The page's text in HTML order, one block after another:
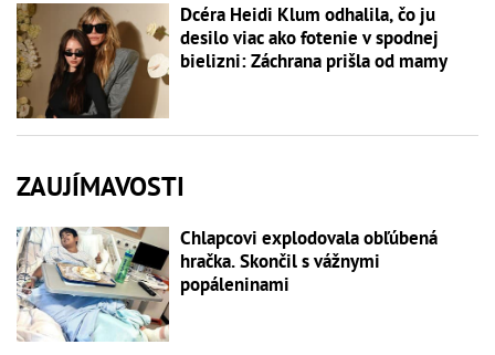
Dcéra Heidi Klum odhalila, čo ju
desilo viac ako fotenie v spodnej
bielizni: Záchrana prišla od mamy
ZAUJÍMAVOSTI
Chlapcovi explodovala obľúbená
hračka. Skončil s vážnymi
popáleninami